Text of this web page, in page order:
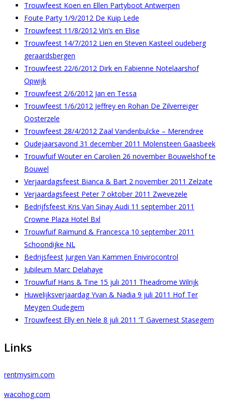
Trouwfeest Koen en Ellen Partyboot Antwerpen
Foute Party 1/9/2012 De Kuip Lede
Trouwfeest 11/8/2012 Vin’s en Elise
Trouwfeest 14/7/2012 Lien en Steven Kasteel oudeberg
geraardsbergen
Trouwfeest 22/6/2012 Dirk en Fabienne Notelaarshof
Opwijk
Trouwfeest 2/6/2012 Jan en Tessa
Trouwfeest 1/6/2012 Jeffrey en Rohan De Zilverreiger
Oosterzele
Trouwfeest 28/4/2012 Zaal Vandenbulcke – Merendree
Oudejaarsavond 31 december 2011 Molensteen Gaasbeek
Trouwfuif Wouter en Carolien 26 november Bouwelshof te
Bouwel
Verjaardagsfeest Bianca & Bart 2 november 2011 Zelzate
Verjaardagsfeest Peter 7 oktober 2011 Zwevezele
Bedrijfsfeest Kris Van Sinay Audi 11 september 2011
Crowne Plaza Hotel Bxl
Trouwfuif Raimund & Francesca 10 september 2011
Schoondijke NL
Bedrijsfeest Jurgen Van Kammen Enivirocontrol
Jubileum Marc Delahaye
Trouwfuif Hans & Tine 15 juli 2011 Theadrome Wilrijk
Huwelijksverjaardag Yvan & Nadia 9 juli 2011 Hof Ter
Meygen Oudegem
Trouwfeest Elly en Nele 8 juli 2011 ‘T Gavernest Stasegem
Links
rentmysim.com
wacohog.com